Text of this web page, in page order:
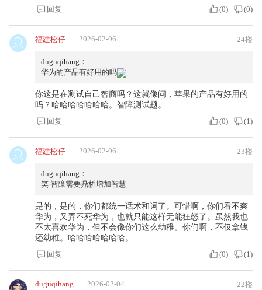
回复
(0) (0)
福建松仔 2026-02-06 24楼
duguqihang：
华为的产品有好用的吗
你这是在测试自己智商吗？这就像问，苹果的产品有好用的
吗？哈哈哈哈哈哈哈。智障测试题。
回复
(0) (1 )
福建松仔 2026-02-06 23楼
duguqihang：
笑 智障需要鼎桥增加智慧
是的，是的，你们都统一话术和词了。可惜啊，你们看不爽
华为，又弄不死华为，也就只能这样无能狂怒了。虽然我也
不太喜欢华为，但不会像你们这么幼稚。你们啊，不仅拿钱
还幼稚。哈哈哈哈哈哈哈。
回复
(0) (1 )
duguqihang 2026-02-04 22楼